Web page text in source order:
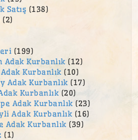
Kurban Satış Yeri
Adak Kurban Satış Yeri
Adak Kurban Satış Yeri
adak
Mahallesi adak
adak
adak kurban satış yeri
adak satış yeri
Satış (138)
(2)
(199)
Adak Kurbanlık (12)
Kurbanlık (10)
Adak Kurbanlık (17)
Kurbanlık (20)
Adak Kurbanlık (23)
Adak Kurbanlık (16)
Adak Kurbanlık (39)
(1)